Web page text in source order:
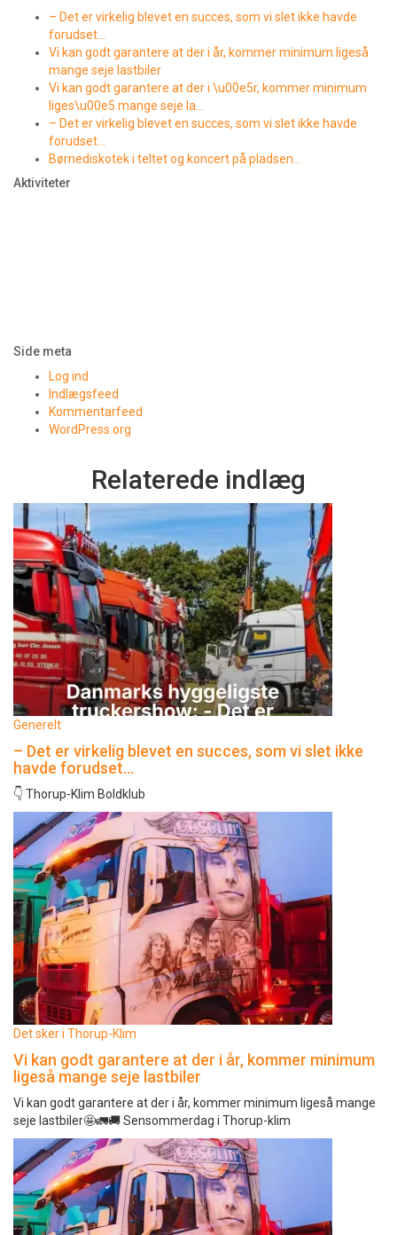
– Det er virkelig blevet en succes, som vi slet ikke havde
forudset…
Vi kan godt garantere at der i år, kommer minimum ligeså
mange seje lastbiler
Vi kan godt garantere at der i \u00e5r, kommer minimum
liges\u00e5 mange seje la…
– Det er virkelig blevet en succes, som vi slet ikke havde
forudset…
Børnediskotek i teltet og koncert på pladsen…
Aktiviteter
Side meta
Log ind
Indlægsfeed
Kommentarfeed
WordPress.org
Relaterede indlæg
Generelt
– Det er virkelig blevet en succes, som vi slet ikke
havde forudset…
👇 Thorup-Klim Boldklub
Det sker i Thorup-Klim
Vi kan godt garantere at der i år, kommer minimum
ligeså mange seje lastbiler
Vi kan godt garantere at der i år, kommer minimum ligeså mange
seje lastbiler🤩🚛🚚 Sensommerdag i Thorup-klim